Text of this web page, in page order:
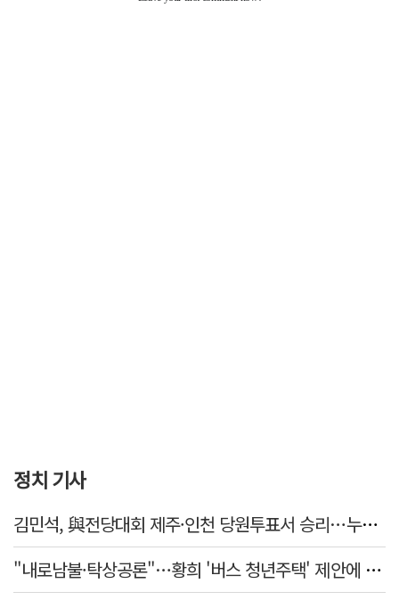
정치 기사
김민석, 與전당대회 제주·인천 당원투표서 승리…누적 득표는 '초박빙'
"내로남불·탁상공론"…황희 '버스 청년주택' 제안에 與 내부서도 쓴소리